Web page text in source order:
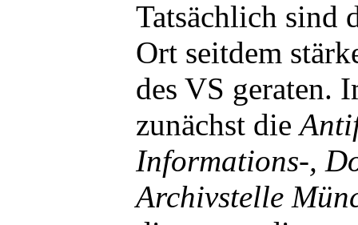
Tatsächlich sind
Ort seitdem
des VS geraten.
zunächst die
Informations-,
Archivstelle